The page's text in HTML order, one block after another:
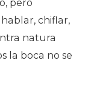
pero
chiflar,
natura
la boca no se